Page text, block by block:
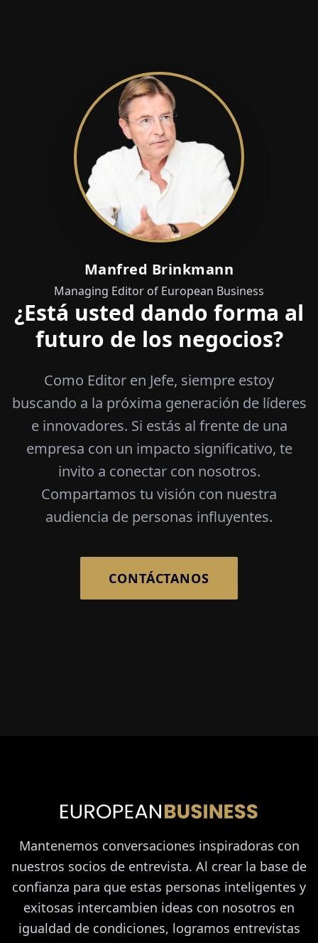
Manfred Brinkmann
Managing Editor of European Business
¿Está usted dando forma al
futuro de los negocios?
Como Editor en Jefe, siempre estoy
buscando a la próxima generación de líderes
e innovadores. Si estás al frente de una
empresa con un impacto significativo, te
invito a conectar con nosotros.
Compartamos tu visión con nuestra
audiencia de personas influyentes.
CONTÁCTANOS
Mantenemos conversaciones inspiradoras con
nuestros socios de entrevista. Al crear la base de
confianza para que estas personas inteligentes y
exitosas intercambien ideas con nosotros en
igualdad de condiciones, logramos entrevistas